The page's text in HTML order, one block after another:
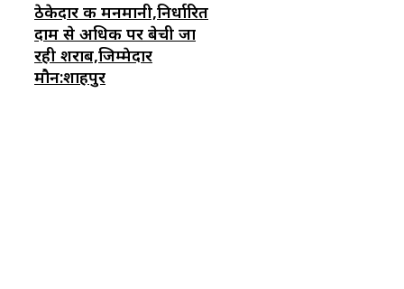
ठेकेदार की मनमानी,निर्धारित
दाम से अधिक पर बेची जा
रही शराब,जिम्मेदार
मौन:शाहपुर